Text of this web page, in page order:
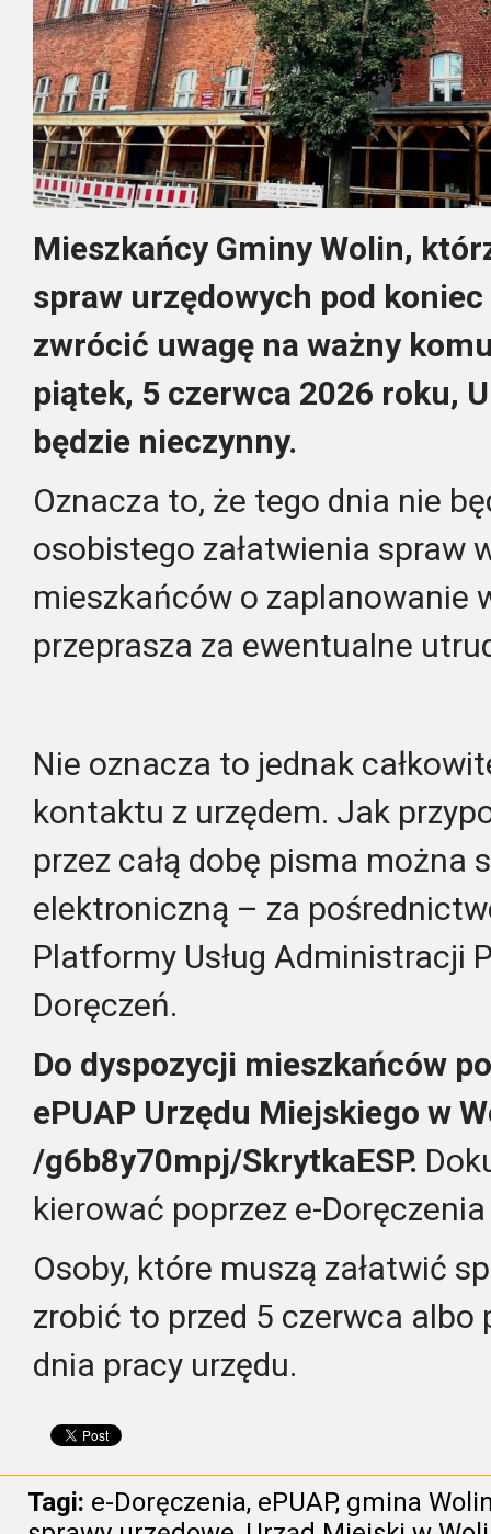
Mieszkańcy Gminy Wolin,
spraw urzędowych pod
zwrócić uwagę na ważny
piątek, 5 czerwca 2026 roku,
będzie nieczynny.
Oznacza to, że tego dnia nie
osobistego załatwienia spraw
mieszkańców o zaplanowanie
przeprasza za ewentualne
Nie oznacza to jednak
kontaktu z urzędem. Jak
przez całą dobę pisma można
elektroniczną – za
Platformy Usług Administracji
Doręczeń.
Do dyspozycji mieszkańców
ePUAP Urzędu Miejskiego w
/g6b8y70mpj/SkrytkaESP.
kierować poprzez e-
Osoby, które muszą załatwić
zrobić to przed 5 czerwca albo
dnia pracy urzędu.
Tagi: e-Doręczenia, ePUAP, gmina